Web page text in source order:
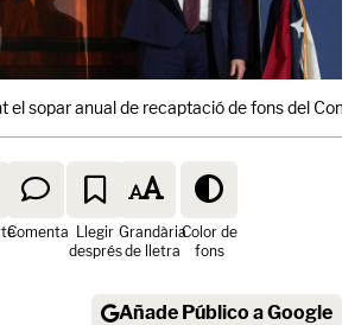
el sopar anual de recaptació de fons del
Comenta Llegir
després
Grandària
de lletra
Color de
fons
Añade Público a Google